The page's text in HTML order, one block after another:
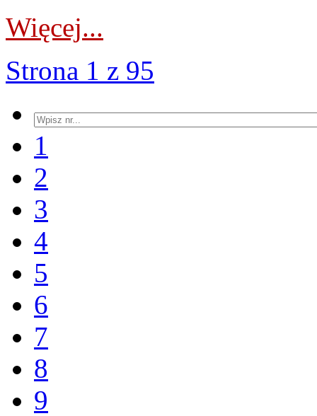
Więcej...
Strona 1 z 95
1
2
3
4
5
6
7
8
9